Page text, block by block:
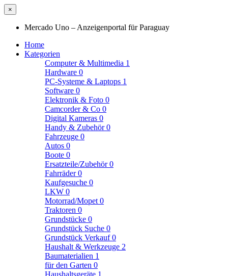
×
Mercado Uno – Anzeigenportal für Paraguay
Home
Kategorien
Computer & Multimedia 1
Hardware 0
PC-Systeme & Laptops 1
Software 0
Elektronik & Foto 0
Camcorder & Co 0
Digital Kameras 0
Handy & Zubehör0
Fahrzeuge 0
Autos 0
Boote 0
Ersatzteile/Zubehör0
Fahrräder0
Kaufgesuche 0
LKW 0
Motorrad/Mopet 0
Traktoren 0
Grundstücke 0
Grundstück Suche 0
Grundstück Verkauf0
Haushalt & Werkzeuge 2
Baumaterialien 1
für den Garten 0
Haushaltsgeräte 1